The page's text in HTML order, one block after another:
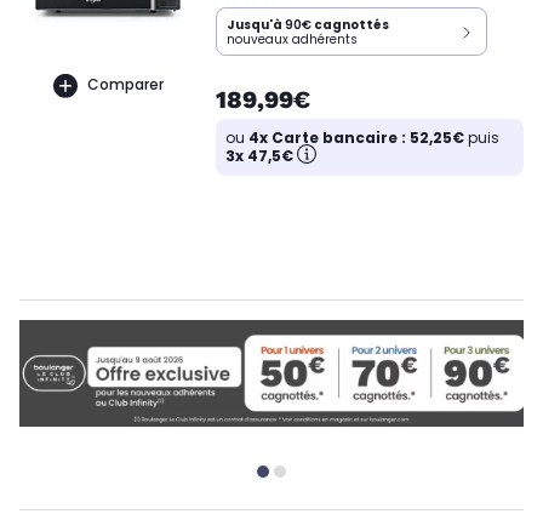
Comparer
Jusqu'à 90€ cagnottés
nouveaux adhérents
189,99€
ou 4x Carte bancaire : 52,25€puis
3x 47,5€